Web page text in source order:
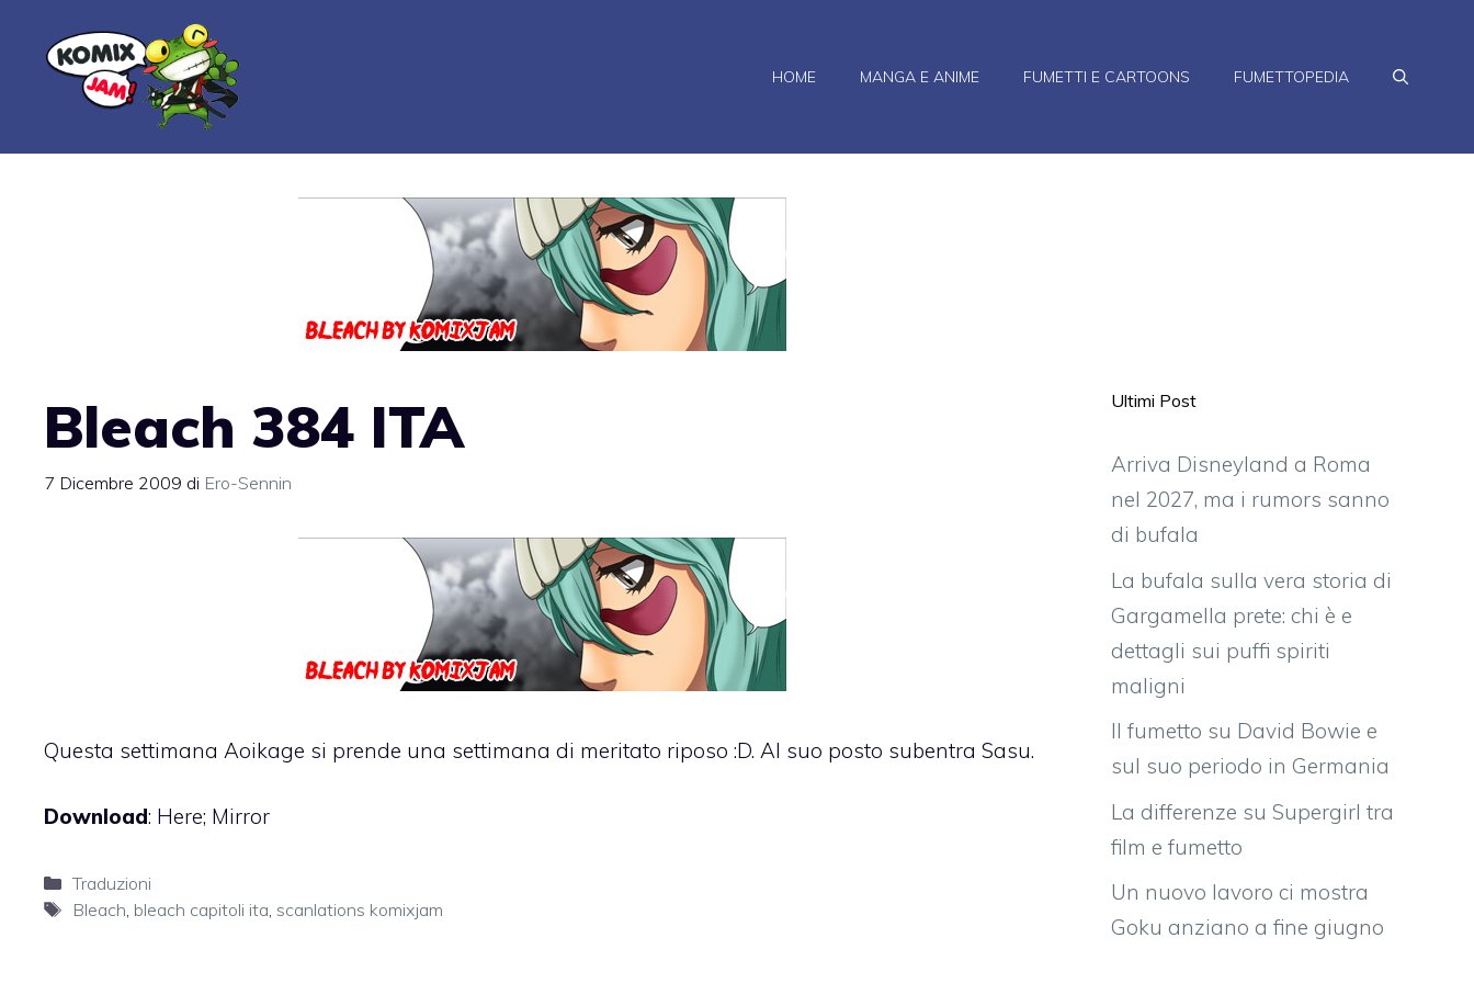
contenuto
HOME MANGA E ANIME FUMETTI E CARTOONS FUMETTOPEDIA
Bleach 384 ITA
7 Dicembre 2009 di Ero-Sennin
Questa settimana Aoikage si prende una settimana di meritato riposo :D. Al suo posto subentra Sasu.
Download: Here; Mirror
Categorie
Traduzioni
Tag
Bleach bleach capitoli ita scanlations komixjam
Ultimi Post
Arriva Disneyland a Roma
nel 2027, ma i rumors sanno
di bufala
La bufala sulla vera storia di
Gargamella prete: chi è e
dettagli sui puffi spiriti
maligni
Il fumetto su David Bowie e
sul suo periodo in Germania
La differenze su Supergirl tra
film e fumetto
Un nuovo lavoro ci mostra
Goku anziano a fine giugno